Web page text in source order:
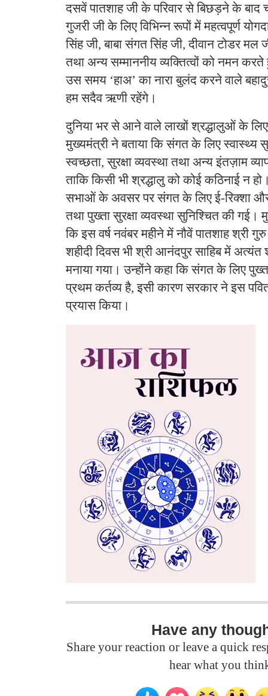
दसवें पातशाह जी के परिवार से बिछड़ने के बाद
गुजरी जी के लिए विभिन्न रूपों में महत्वपूर्ण
सिंह जी, बाबा संगत सिंह जी, दीवान टोडर मल
तथा अन्य सम्माननीय व्यक्तित्वों को नमन
उस समय ‘हाअ’ का नारा बुलंद करने वाले
हम सदैव ऋणी रहेंगे।
दुनिया भर से आने वाले लाखों श्रद्धालुओं के
मुख्यमंत्री ने बताया कि संगत के लिए स्वास्थ्य
स्वच्छता, सुरक्षा व्यवस्था तथा अन्य इंतज़ाम
ताकि किसी भी श्रद्धालु को कोई कठिनाई न
सभाओं के अवसर पर संगत के लिए ई-रिक्शा और
तथा पुख्ता सुरक्षा व्यवस्था सुनिश्चित की गई।
कि इस वर्ष नवंबर महीने में नौवें पातशाह श्री
शहीदी दिवस भी श्री आनंदपुर साहिब में
मनाया गया। उन्होंने कहा कि संगत के लिए
प्रथम कर्तव्य है, इसी कारण सरकार ने इस
प्रयास किया।
Have any
Share your reaction or leave a quick
hear what you